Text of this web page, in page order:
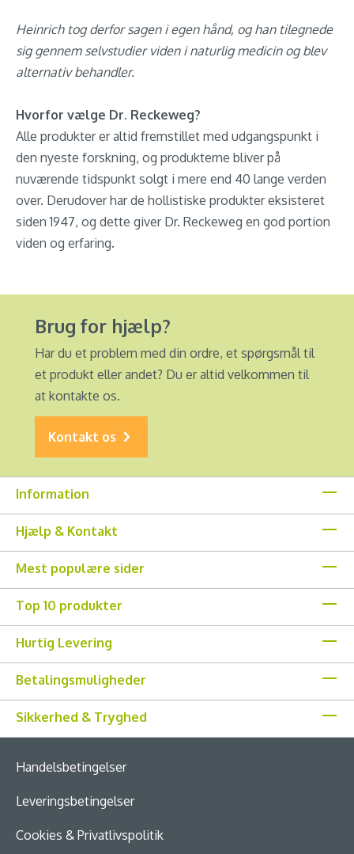
Heinrich tog derfor sagen i egen hånd, og han tilegnede
sig gennem selvstudier viden i naturlig medicin og blev
alternativ behandler.
Hvorfor vælge Dr. Reckeweg?
Alle produkter er altid fremstillet med udgangspunkt i
den nyeste forskning, og produkterne bliver på
nuværende tidspunkt solgt i mere end 40 lange verden
over. Derudover har de hollistiske produkter eksisteret
siden 1947, og dette giver Dr. Reckeweg en god portion
viden og erfaring.
Brug for hjælp?
Har du et problem med din ordre, et spørgsmål til
et produkt eller andet? Du er altid velkommen til
at kontakte os.
Kontakt os
Information
Hjælp & Kontakt
Mest populære sider
Top 10 produkter
Hurtig Levering
Betalingsmuligheder
Sikkerhed & Tryghed
Handelsbetingelser
Leveringsbetingelser
Cookies & Privatlivspolitik